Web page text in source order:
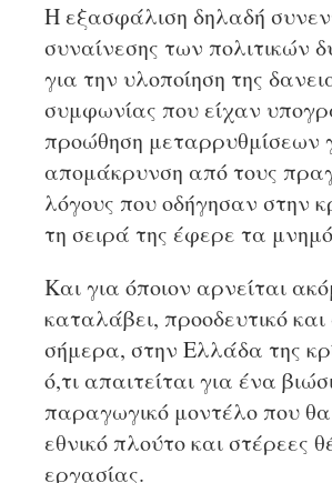
Η εξασφάλιση δηλαδή
συναίνεσης των πολιτικών
για την υλοποίηση της
συμφωνίας που είχαν
προώθηση μεταρρυθμίσεων
απομάκρυνση από τους
λόγους που οδήγησαν στην
τη σειρά της έφερε τα
Και για όποιον αρνείται
καταλάβει, προοδευτικό
σήμερα, στην Ελλάδα της
ό,τι απαιτείται για ένα
παραγωγικό μοντέλο που
εθνικό πλούτο και στέρεες
εργασίας.